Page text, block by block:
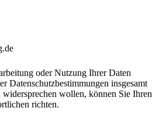
oder Nutzung Ihrer Daten
Datenschutzbestimmungen insgesamt
wollen, können Sie Ihren
richten.